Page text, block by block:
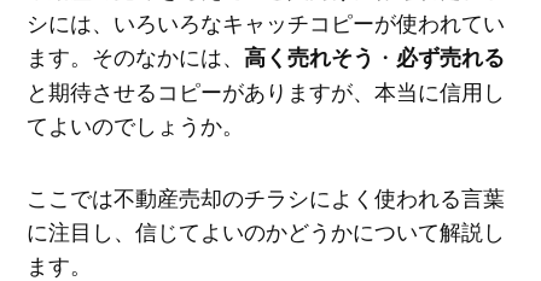
シには、いろいろなキャッチコピーが使われてい
ます。そのなかには、 高く売れそう ・ 必ず売れる
と期待させるコピーがありますが、本当に信用し
てよいのでしょうか。
ここでは不動産売却のチラシによく使われる言葉
に注目し、信じてよいのかどうかについて解説し
ます。